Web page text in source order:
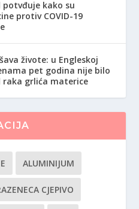
potvđuje kako su
protiv COVID-19
živote: u Engleskoj
pet godina nije bilo
grlića materice
ALUMINIJUM
CJEPIVO